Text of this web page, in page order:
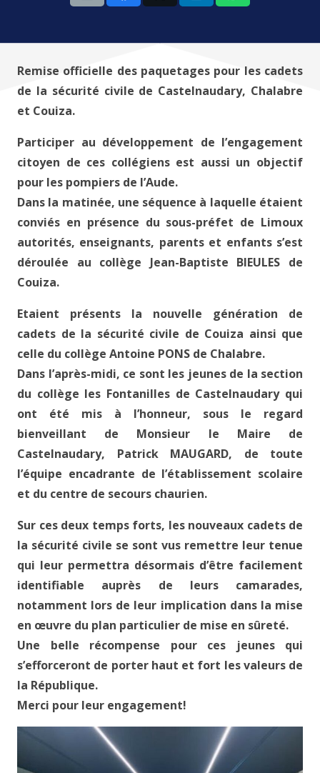
Remise officielle des paquetages pour les cadets
de la sécurité civile de Castelnaudary, Chalabre
et Couiza.
Participer au développement de l’engagement
citoyen de ces collégiens est aussi un objectif
pour les pompiers de l’Aude.
Dans la matinée, une séquence à laquelle étaient
conviés en présence du sous-préfet de Limoux
autorités, enseignants, parents et enfants s’est
déroulée au collège Jean-Baptiste BIEULES de
Couiza.
Etaient présents la nouvelle génération de
cadets de la sécurité civile de Couiza ainsi que
celle du collège Antoine PONS de Chalabre.
Dans l’après-midi, ce sont les jeunes de la section
du collège les Fontanilles de Castelnaudary qui
ont été mis à l’honneur, sous le regard
bienveillant de Monsieur le Maire de
Castelnaudary, Patrick MAUGARD, de toute
l’équipe encadrante de l’établissement scolaire
et du centre de secours chaurien.
Sur ces deux temps forts, les nouveaux cadets de
la sécurité civile se sont vus remettre leur tenue
qui leur permettra désormais d’être facilement
identifiable auprès de leurs camarades,
notamment lors de leur implication dans la mise
en œuvre du plan particulier de mise en sûreté.
Une belle récompense pour ces jeunes qui
s’efforceront de porter haut et fort les valeurs de
la République.
Merci pour leur engagement!